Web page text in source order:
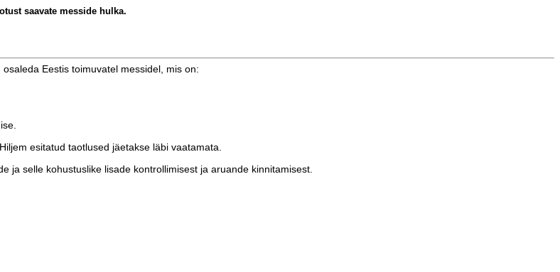
saavate messide hulka.
Eestis toimuvatel messidel, mis on:
esitatud taotlused jäetakse läbi vaatamata.
ja selle kohustuslike lisade kontrollimisest ja aruande kinnitamisest.